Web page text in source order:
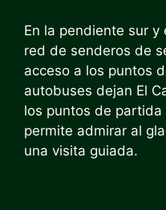
En la pendiente sur y
red de senderos de
acceso a los puntos
autobuses dejan El
los puntos de
permite admirar al
una visita guiada.